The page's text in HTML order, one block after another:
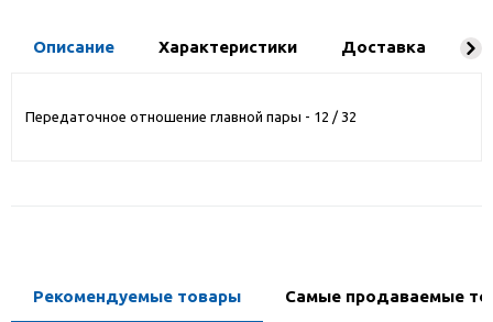
Описание Характеристики Доставка
Передаточное отношение главной пары - 12 / 32
Рекомендуемые товары Самые продаваемые